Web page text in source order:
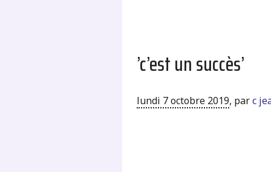
’c’est un succès’
lundi 7 octobre 2019, parc